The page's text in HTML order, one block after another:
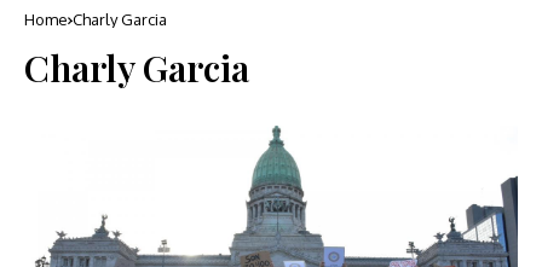
Home Charly Garcia
Charly Garcia